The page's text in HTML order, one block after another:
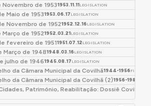
da segunda. Em 1957, o escultor
Feyo foi encarregado de
de Pero da Covilhã.
e pormenores que demandavam a
Aguiar, a obra só foi inagurada
2011, p.78), depois de sucessivos
e trabalhos a mais
empreiteiro.
Novembro de 19531953.11.11 LEGISLATION
Maio de 19531953.06.17 LEGISLATION
Novembro de 19521952.12.16 LEGISLATION
de 19521952.03.21LEGISLATION
fevereiro de 19511951.07.12 LEGISLATION
Março de 19481948.03.16 LEGISLATION
julho de 19461945.08.17 LEGISLATION
da Câmara Municipal da Covilhã1944-1956 FILE
da Câmara Municipal da Covilhã (2)1956-1984
Património, Reabilitação: Dossiê Covilhã